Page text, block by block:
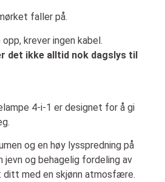
faller på.
krever ingen kabel.
det ikke alltid nok dagslys til
4-i-1 er designet for å gi
og en høy lysspredning på
jevn og behagelig fordeling av
ditt med en skjønn atmosfære.